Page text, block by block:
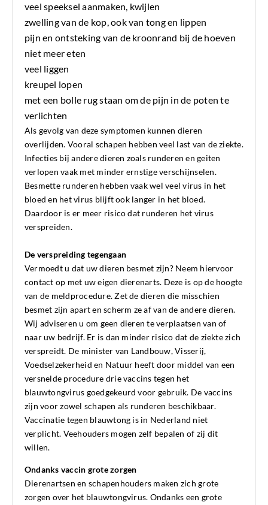
veel speeksel aanmaken, kwijlen
zwelling van de kop, ook van tong en lippen
pijn en ontsteking van de kroonrand bij de hoeven
niet meer eten
veel liggen
kreupel lopen
met een bolle rug staan om de pijn in de poten te
verlichten
Als gevolg van deze symptomen kunnen dieren
overlijden. Vooral schapen hebben veel last van de ziekte.
Infecties bij andere dieren zoals runderen en geiten
verlopen vaak met minder ernstige verschijnselen.
Besmette runderen hebben vaak wel veel virus in het
bloed en het virus blijft ook langer in het bloed.
Daardoor is er meer risico dat runderen het virus
verspreiden.
De verspreiding tegengaan
Vermoedt u dat uw dieren besmet zijn? Neem hiervoor
contact op met uw eigen dierenarts. Deze is op de hoogte
van de meldprocedure. Zet de dieren die misschien
besmet zijn apart en scherm ze af van de andere dieren.
Wij adviseren u om geen dieren te verplaatsen van of
naar uw bedrijf. Er is dan minder risico dat de ziekte zich
verspreidt. De minister van Landbouw, Visserij,
Voedselzekerheid en Natuur heeft door middel van een
versnelde procedure drie vaccins tegen het
blauwtongvirus goedgekeurd voor gebruik. De vaccins
zijn voor zowel schapen als runderen beschikbaar.
Vaccinatie tegen blauwtong is in Nederland niet
verplicht. Veehouders mogen zelf bepalen of zij dit
willen.
Ondanks vaccin grote zorgen
Dierenartsen en schapenhouders maken zich grote
zorgen over het blauwtongvirus. Ondanks een grote